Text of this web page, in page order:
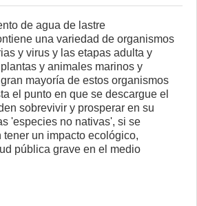
de agua de lastre
una variedad de organismos
y virus y las etapas adulta y
y animales marinos y
mayoría de estos organismos
el punto en que se descargue el
sobrevivir y prosperar en su
'especies no nativas', si se
un impacto ecológico,
pública grave en el medio